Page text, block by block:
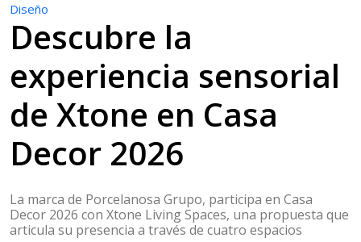
Diseño
Descubre la
experiencia sensorial
de Xtone en Casa
Decor 2026
La marca de Porcelanosa Grupo, participa en Casa
Decor 2026 con Xtone Living Spaces, una propuesta que
articula su presencia a través de cuatro espacios